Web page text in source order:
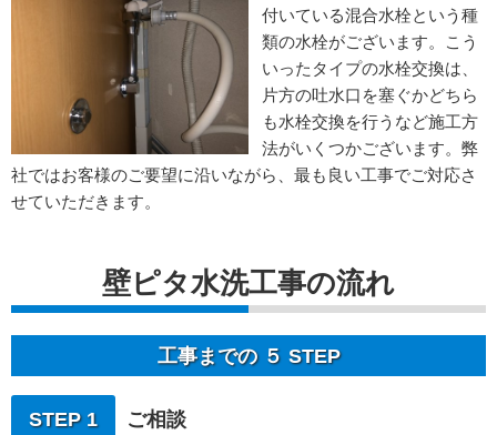
付いている混合水栓という種
類の水栓がございます。こう
いったタイプの水栓交換は、
片方の吐水口を塞ぐかどちら
も水栓交換を行うなど施工方
法がいくつかございます。弊
社ではお客様のご要望に沿いながら、最も良い工事でご対応さ
せていただきます。
壁ピタ水洗工事の流れ
工事までの ５ STEP
STEP 1 ご相談